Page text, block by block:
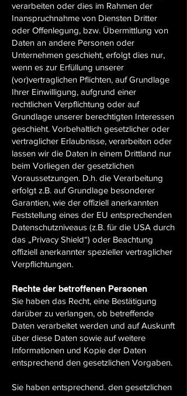
verarbeiten oder dies im Rahmen der
Inanspruchnahme von Diensten Dritter
oder Offenlegung, bzw. Übermittlung von
Daten an andere Personen oder
Unternehmen geschieht, erfolgt dies nur,
wenn es zur Erfüllung unserer
(vor)vertraglichen Pflichten, auf Grundlage
Ihrer Einwilligung, aufgrund einer
rechtlichen Verpflichtung oder auf
Grundlage unserer berechtigten Interessen
geschieht. Vorbehaltlich gesetzlicher oder
vertraglicher Erlaubnisse, verarbeiten oder
lassen wir die Daten in einem Drittland nur
beim Vorliegen der gesetzlichen
Voraussetzungen. D.h. die Verarbeitung
erfolgt z.B. auf Grundlage besonderer
Garantien, wie der offiziell anerkannten
Feststellung eines der EU entsprechenden
Datenschutzniveaus (z.B. für die USA durch
das „Privacy Shield“) oder Beachtung
offiziell anerkannter spezieller vertraglicher
Verpflichtungen.
Rechte der betroffenen Personen
Sie haben das Recht, eine Bestätigung
darüber zu verlangen, ob betreffende
Daten verarbeitet werden und auf Auskunft
über diese Daten sowie auf weitere
Informationen und Kopie der Daten
entsprechend den gesetzlichen Vorgaben.
Sie haben entsprechend. den gesetzlichen